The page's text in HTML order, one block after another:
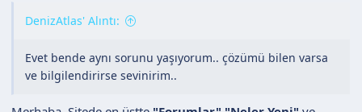
DenizAtlas' Alıntı:
Evet bende aynı sorunu yaşıyorum.. çözümü bilen varsa
ve bilgilendirirse sevinirim..